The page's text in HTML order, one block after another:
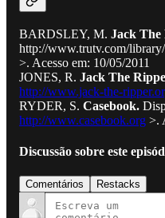
BARDSLEY, M. Jack The
http://www.trutv.com/
>. Acesso em: 10/05/2011
JONES, R. Jack The
http://www.jack-the-
RYDER, S. Casebook.
http://www.casebook.org >.
Discussão sobre este
Comentários Restacks